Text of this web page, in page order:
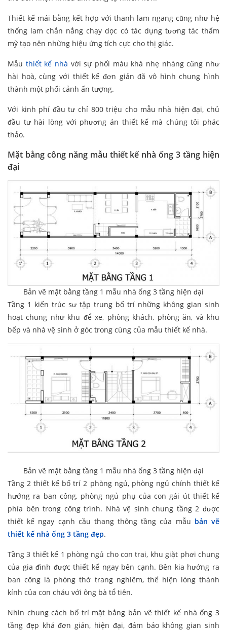
Thiết kế mái bằng kết hợp với thanh lam ngang cũng như hệ
thống lam chắn nắng chạy dọc có tác dụng tương tác thẩm
mỹ tạo nên những hiệu ứng tích cực cho thị giác.
Mẫu thiết kế nhà với sự phối màu khá nhẹ nhàng cũng như
hài hoà, cùng với thiết kế đơn giản đã vô hình chung hình
thành một phối cảnh ấn tượng.
Với kinh phí đầu tư chỉ 800 triệu cho mẫu nhà hiện đại, chủ
đầu tư hài lòng với phương án thiết kế mà chúng tôi phác
thảo.
Mặt bằng công năng mẫu thiết kế nhà ống 3 tầng hiện
đại
Bản vẽ mặt bằng tầng 1 mẫu nhà ống 3 tầng hiện đại
Tầng 1 kiến trúc sư tập trung bố trí những không gian sinh
hoạt chung như khu để xe, phòng khách, phòng ăn, và khu
bếp và nhà vệ sinh ở góc trong cùng của mẫu thiết kế nhà.
Bản vẽ mặt bằng tầng 1 mẫu nhà ống 3 tầng hiện đại
Tầng 2 thiết kế bố trí 2 phòng ngủ, phòng ngủ chính thiết kế
hướng ra ban công, phòng ngủ phụ của con gái út thiết kế
phía bên trong công trình. Nhà vệ sinh chung tầng 2 được
thiết kế ngay cạnh cầu thang thông tầng của mẫu bản vẽ
thiết kế nhà ống 3 tầng đẹp.
Tầng 3 thiết kế 1 phòng ngủ cho con trai, khu giặt phơi chung
của gia đình được thiết kế ngay bên cạnh. Bên kia hướng ra
ban công là phòng thờ trang nghiêm, thể hiện lòng thành
kính của con cháu với ông bà tổ tiên.
Nhìn chung cách bố trí mặt bằng bản vẽ thiết kế nhà ống 3
tầng đẹp khá đơn giản, hiện đại, đảm bảo không gian sinh